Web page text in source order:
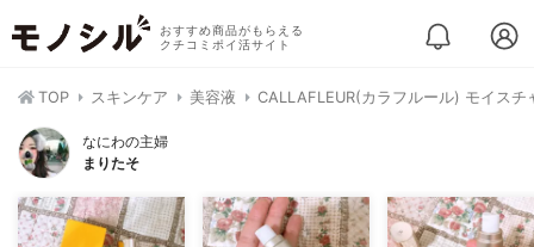
おすすめ商品がもらえる
クチコミポイ活サイト
TOP スキンケア 美容液 CALLAFLEUR(カラフルール) モイスチ
なにわの主婦
まりたそ